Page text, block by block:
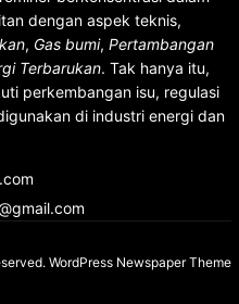
dengan aspek teknis,
, Gas bumi, Pertambangan
Terbarukan. Tak hanya itu,
perkembangan isu, regulasi
di industri energi dan
WordPress Newspaper Theme